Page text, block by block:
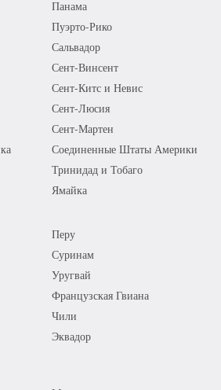
Панама
Пуэрто-Рико
Сальвадор
Сент-Винсент
Сент-Китс и Невис
Сент-Люсия
Сент-Мартен
Соединенные Штаты Америки
Тринидад и Тобаго
Ямайка
Перу
Суринам
Уругвай
Французская Гвиана
Чили
Эквадор